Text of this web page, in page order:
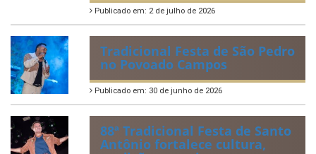
Publicado em: 2 de julho de 2026
Tradicional Festa de São Pedro
no Povoado Campos
Publicado em: 30 de junho de 2026
88ª Tradicional Festa de Santo
Antônio fortalece cultura,